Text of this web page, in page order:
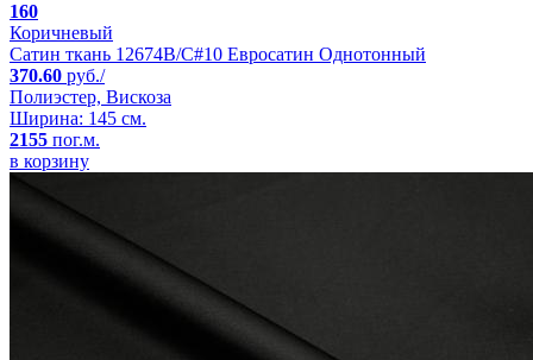
160
Коричневый
Сатин ткань 12674B/C#10 Евросатин Однотонный
370.60 руб./
Полиэстер, Вискоза
Ширина: 145 см.
2155 пог.м.
в корзину